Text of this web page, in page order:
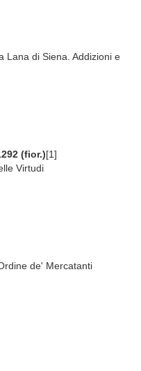
Lana di Siena. Addizioni e
(fior.)[1]
Virtudi
de' Mercatanti